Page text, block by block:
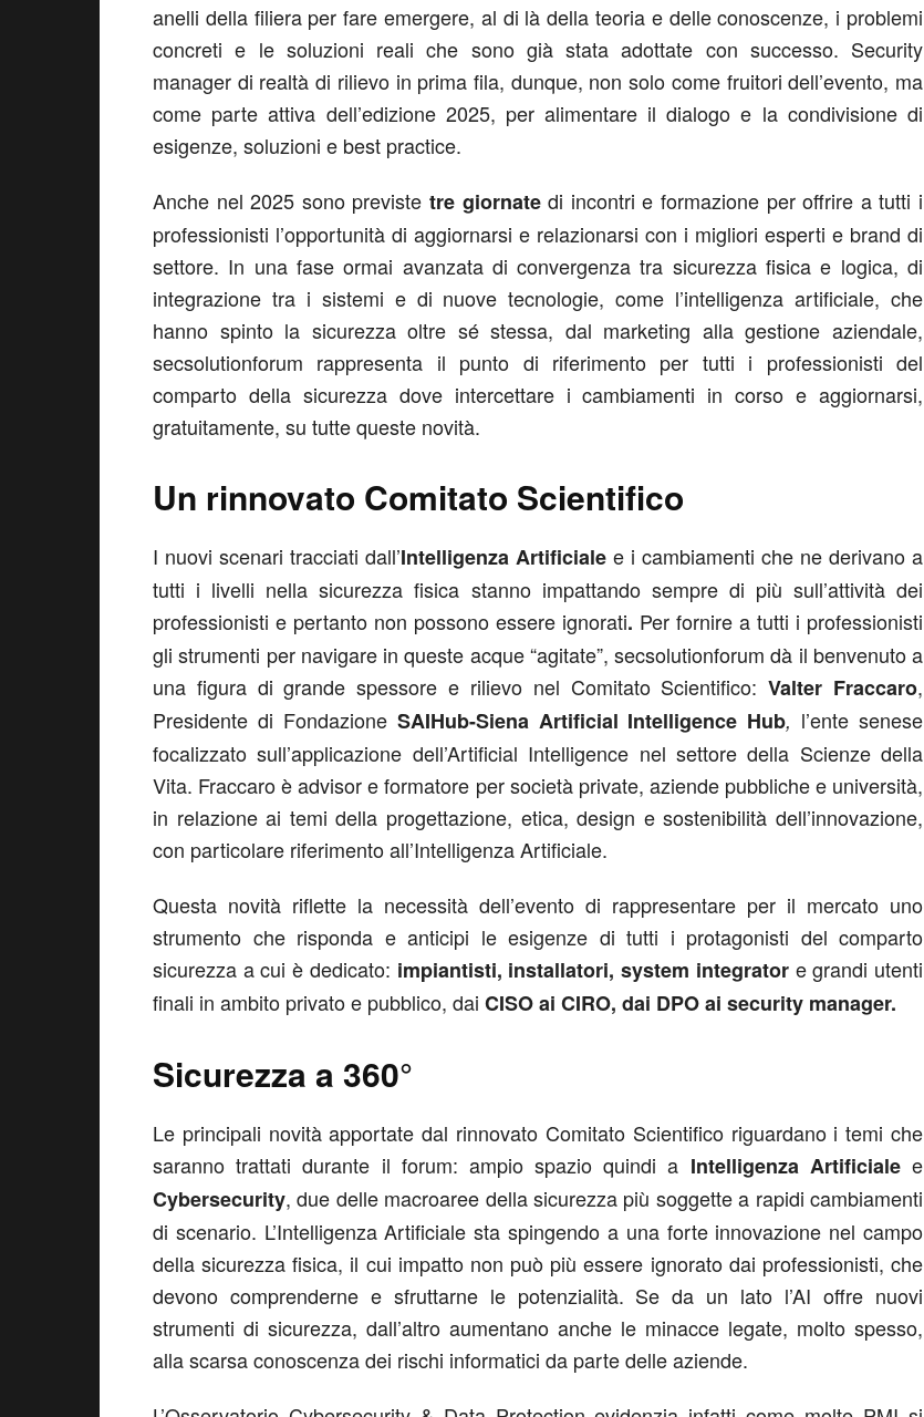
anelli della filiera per fare emergere, al di là della teoria e delle conoscenze, i problemi
concreti e le soluzioni reali che sono già stata adottate con successo. Security
manager di realtà di rilievo in prima fila, dunque, non solo come fruitori dell’evento, ma
come parte attiva dell’edizione 2025, per alimentare il dialogo e la condivisione di
esigenze, soluzioni e best practice.
Anche nel 2025 sono previste tre giornatedi incontri e formazione per offrire a tutti i
professionisti l’opportunità di aggiornarsi e relazionarsi con i migliori esperti e brand di
settore. In una fase ormai avanzata di convergenza tra sicurezza fisica e logica, di
integrazione tra i sistemi e di nuove tecnologie, come l’intelligenza artificiale, che
hanno spinto la sicurezza oltre sé stessa, dal marketing alla gestione aziendale,
secsolutionforum rappresenta il punto di riferimento per tutti i professionisti del
comparto della sicurezza dove intercettare i cambiamenti in corso e aggiornarsi,
gratuitamente, su tutte queste novità.
Un rinnovato Comitato Scientifico
I nuovi scenari tracciati dall’Intelligenza Artificiale e i cambiamenti che ne derivano a
tutti i livelli nella sicurezza fisica stanno impattando sempre di più sull’attività dei
professionisti e pertanto non possono essere ignorati. Per fornire a tutti i professionisti
gli strumenti per navigare in queste acque “agitate”, secsolutionforum dà il benvenuto a
una figura di grande spessore e rilievo nel Comitato Scientifico:Valter Fraccaro,
Presidente di Fondazione SAIHub-Siena Artificial Intelligence Hub, l’ente senese
focalizzato sull’applicazione dell’Artificial Intelligence nel settore della Scienze della
Vita. Fraccaro è advisor e formatore per società private, aziende pubbliche e università,
in relazione ai temi della progettazione, etica, design e sostenibilità dell’innovazione,
con particolare riferimento all’Intelligenza Artificiale.
Questa novità riflette la necessità dell’evento di rappresentare per il mercato uno
strumento che risponda e anticipi le esigenze di tutti i protagonisti del comparto
sicurezza a cui è dedicato: impiantisti, installatori, system integratore grandi utenti
finali in ambito privato e pubblico, dai CISO ai CIRO, dai DPO ai security manager.
Sicurezza a 360°
Le principali novità apportate dal rinnovato Comitato Scientifico riguardano i temi che
saranno trattati durante il forum: ampio spazio quindi a Intelligenza Artificialee
Cybersecurity, due delle macroaree della sicurezza più soggette a rapidi cambiamenti
di scenario. L’Intelligenza Artificiale sta spingendo a una forte innovazione nel campo
della sicurezza fisica, il cui impatto non può più essere ignorato dai professionisti, che
devono comprenderne e sfruttarne le potenzialità. Se da un lato l’AI offre nuovi
strumenti di sicurezza, dall’altro aumentano anche le minacce legate, molto spesso,
alla scarsa conoscenza dei rischi informatici da parte delle aziende.